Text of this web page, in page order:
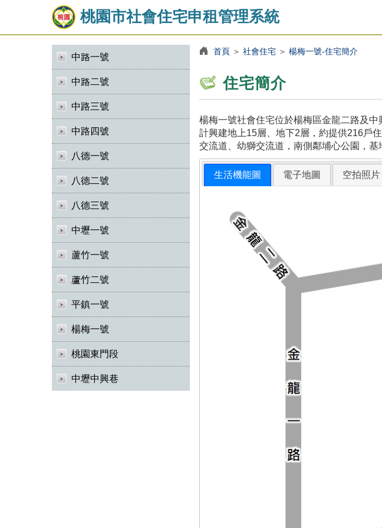
桃園市社會住宅申租管理系統
中路一號
中路二號
中路三號
中路四號
八德一號
八德二號
八德三號
中壢一號
蘆竹一號
蘆竹二號
平鎮一號
楊梅一號
桃園東門段
中壢中興巷
首頁＞ 社會住宅＞ 楊梅一號-住宅簡介
住宅簡介
楊梅一號社會住宅位於楊梅區金龍二路及
計興建地上15層、地下2層，約提供216戶
交流道、幼獅交流道，南側鄰埔心公園，基
生活機能圖 電子地圖 空拍照片